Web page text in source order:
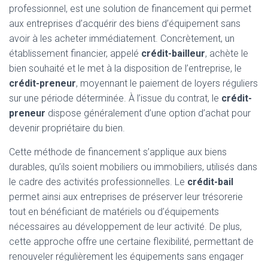
professionnel, est une solution de financement qui permet
aux entreprises d’acquérir des biens d’équipement sans
avoir à les acheter immédiatement. Concrètement, un
établissement financier, appelé crédit-bailleur, achète le
bien souhaité et le met à la disposition de l’entreprise, le
crédit-preneur, moyennant le paiement de loyers réguliers
sur une période déterminée. À l’issue du contrat, le crédit-
preneur dispose généralement d’une option d’achat pour
devenir propriétaire du bien.
Cette méthode de financement s’applique aux biens
durables, qu’ils soient mobiliers ou immobiliers, utilisés dans
le cadre des activités professionnelles. Le crédit-bail
permet ainsi aux entreprises de préserver leur trésorerie
tout en bénéficiant de matériels ou d’équipements
nécessaires au développement de leur activité. De plus,
cette approche offre une certaine flexibilité, permettant de
renouveler régulièrement les équipements sans engager